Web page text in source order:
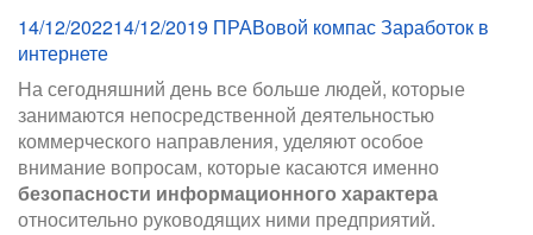
14/12/202214/12/2019 ПРАВовой компасЗаработок в
интернете
На сегодняшний день все больше людей, которые
занимаются непосредственной деятельностью
коммерческого направления, уделяют особое
внимание вопросам, которые касаются именно
безопасности информационного характера
относительно руководящих ними предприятий.